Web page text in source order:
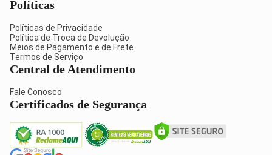
Políticas
Políticas de Privacidade
Política de Troca de Devolução
Meios de Pagamento e de Frete
Termos de Serviço
Central de Atendimento
Fale Conosco
Certificados de Segurança